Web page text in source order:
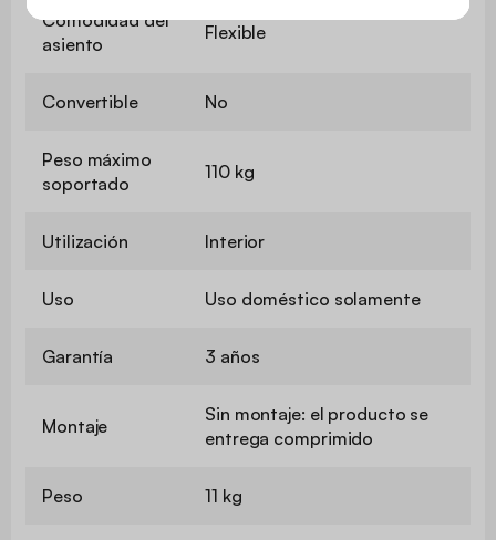
Comodidad del
asiento
Flexible
Convertible No
Peso máximo
soportado
110 kg
Utilización Interior
Uso Uso doméstico solamente
Garantía 3 años
Montaje
Sin montaje: el producto se
entrega comprimido
Peso 11 kg